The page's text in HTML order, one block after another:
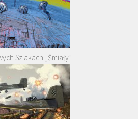
Szlakach „Śmiały”